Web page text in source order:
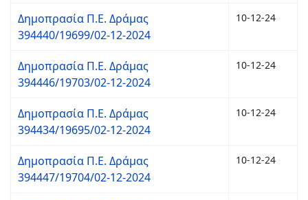
Δημοπρασία Π.Ε. Δράμας
394440/19699/02-12-2024
10-12-24
Δημοπρασία Π.Ε. Δράμας
394446/19703/02-12-2024
10-12-24
Δημοπρασία Π.Ε. Δράμας
394434/19695/02-12-2024
10-12-24
Δημοπρασία Π.Ε. Δράμας
394447/19704/02-12-2024
10-12-24